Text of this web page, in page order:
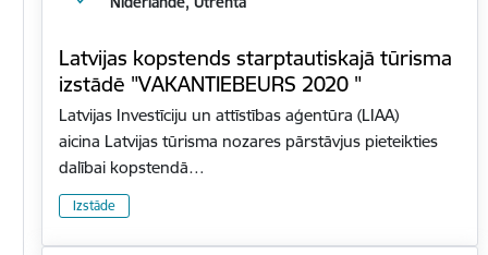
Latvijas kopstends starptautiskajā tūrisma
izstādē "VAKANTIEBEURS 2020 "
Latvijas Investīciju un attīstības aģentūra (LIAA)
aicina Latvijas tūrisma nozares pārstāvjus pieteikties
dalībai kopstendā…
Izstāde